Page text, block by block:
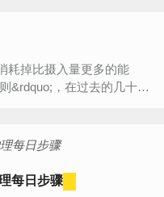
耗掉比摄入量更多的能
&rdquo;，在过去的几十年
每日步骤